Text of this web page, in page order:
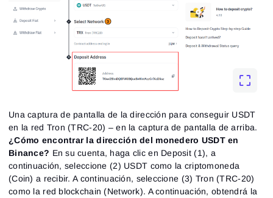
Una captura de pantalla de la dirección para conseguir USDT
en la red Tron (TRC-20) – en la captura de pantalla de arriba.
¿Cómo encontrar la dirección del monedero USDT en
Binance? En su cuenta, haga clic en Deposit (1), a
continuación, seleccione (2) USDT como la criptomoneda
(Coin) a recibir. A continuación, seleccione (3) Tron (TRC-20)
como la red blockchain (Network). A continuación, obtendrá la